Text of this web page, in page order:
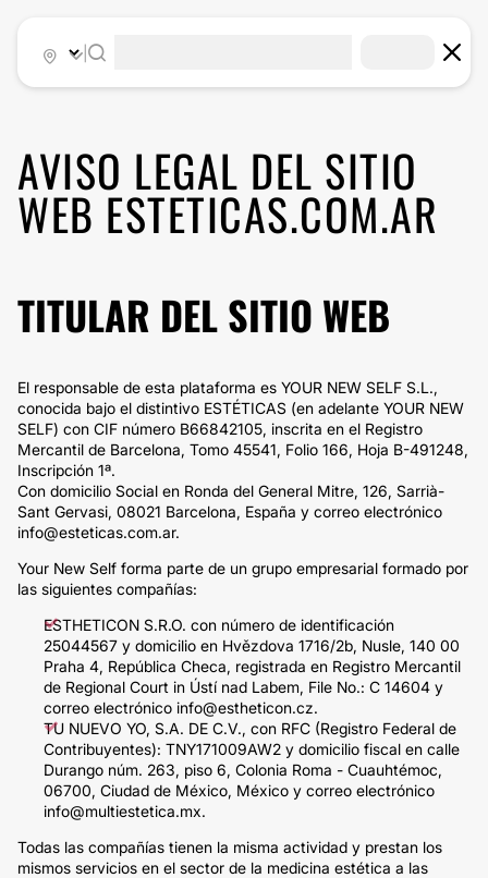
AVISO LEGAL DEL SITIO
WEB ESTETICAS.COM.AR
TITULAR DEL SITIO WEB
El responsable de esta plataforma es YOUR NEW SELF S.L.,
conocida bajo el distintivo ESTÉTICAS (en adelante YOUR NEW
SELF) con CIF número B66842105, inscrita en el Registro
Mercantil de Barcelona, Tomo 45541, Folio 166, Hoja B-491248,
Inscripción 1ª.
Con domicilio Social en Ronda del General Mitre, 126, Sarrià-
Sant Gervasi, 08021 Barcelona, España y correo electrónico
info@esteticas.com.ar.
Your New Self forma parte de un grupo empresarial formado por
las siguientes compañías:
ESTHETICON S.R.O. con número de identificación
25044567 y domicilio en Hvězdova 1716/2b, Nusle, 140 00
Praha 4, República Checa, registrada en Registro Mercantil
de Regional Court in Ústí nad Labem, File No.: C 14604 y
correo electrónico info@estheticon.cz.
TU NUEVO YO, S.A. DE C.V., con RFC (Registro Federal de
Contribuyentes): TNY171009AW2 y domicilio fiscal en calle
Durango núm. 263, piso 6, Colonia Roma - Cuauhtémoc,
06700, Ciudad de México, México y correo electrónico
info@multiestetica.mx.
Todas las compañías tienen la misma actividad y prestan los
mismos servicios en el sector de la medicina estética a las